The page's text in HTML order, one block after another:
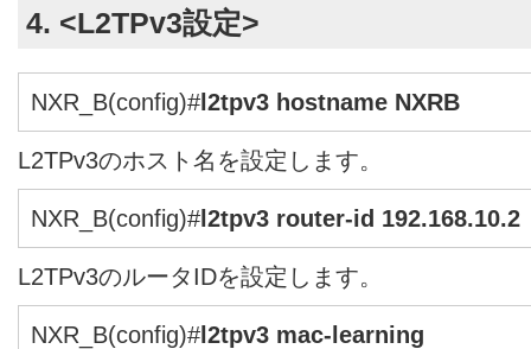
4. <L2TPv3設定>
NXR_B(config)#l2tpv3 hostname NXRB
L2TPv3のホスト名を設定します。
NXR_B(config)#l2tpv3 router-id 192.168.10.2
L2TPv3のルータIDを設定します。
NXR_B(config)#l2tpv3 mac-learning